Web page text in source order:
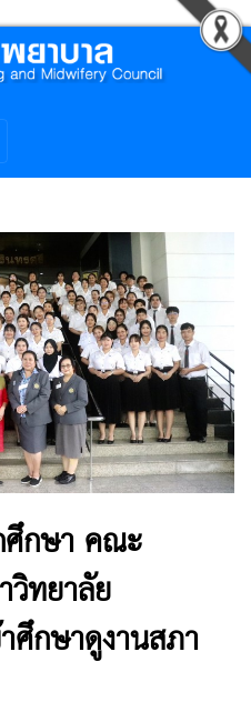
กษา คณะ
ทยาลัย
ศึกษาดูงานสภา